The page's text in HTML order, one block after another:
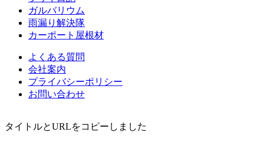
ガルバリウム
雨漏り解決隊
カーポート屋根材
よくある質問
会社案内
プライバシーポリシー
お問い合わせ
タイトルとURLをコピーしました